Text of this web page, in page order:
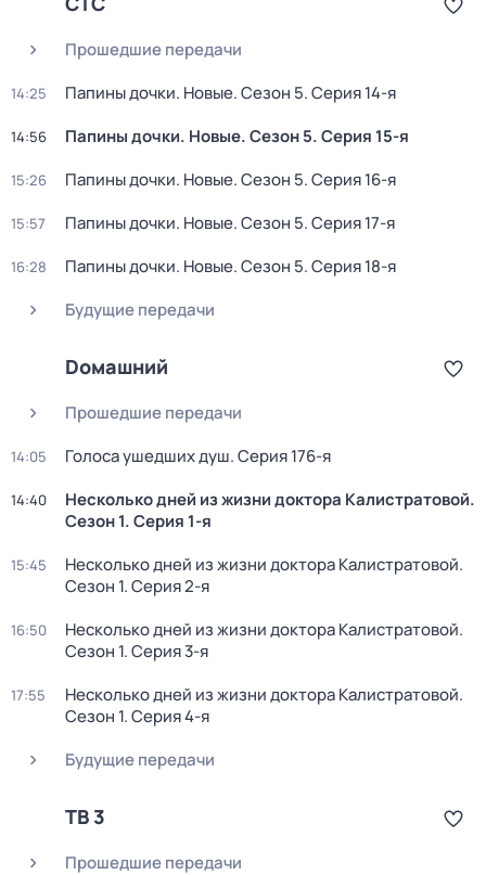
Прошедшие передачи
14:25 Папины дочки. Новые. Сезон 5. Серия 14-я
14:56 Папины дочки. Новые. Сезон 5. Серия 15-я
15:26 Папины дочки. Новые. Сезон 5. Серия 16-я
15:57 Папины дочки. Новые. Сезон 5. Серия 17-я
16:28 Папины дочки. Новые. Сезон 5. Серия 18-я
Будущие передачи
Dомашний
Прошедшие передачи
14:05 Голocа ушедших душ. Серия 176-я
14:40 Несколько дней из жизни доктора Калистратовой.
Сезон 1. Серия 1-я
15:45 Несколько дней из жизни доктора Калистратовой.
Сезон 1. Серия 2-я
16:50 Несколько дней из жизни доктора Калистратовой.
Сезон 1. Серия 3-я
17:55 Несколько дней из жизни доктора Калистратовой.
Сезон 1. Серия 4-я
Будущие передачи
ТВ 3
Прошедшие передачи